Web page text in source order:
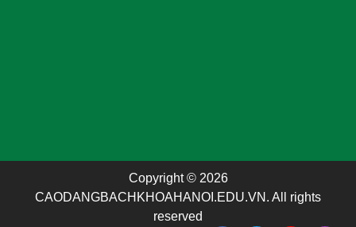
Copyright © 2026
CAODANGBACHKHOAHANOI.EDU.VN. All rights
reserved